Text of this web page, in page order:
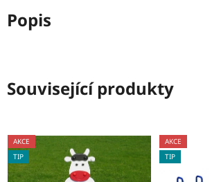
Popis
Související produkty
AKCE
TIP
AKCE
TIP